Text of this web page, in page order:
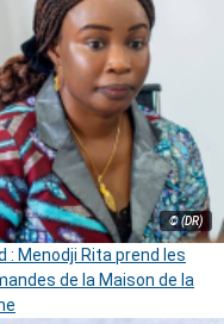
© (DR)
: Menodji Rita prend les
de la Maison de la